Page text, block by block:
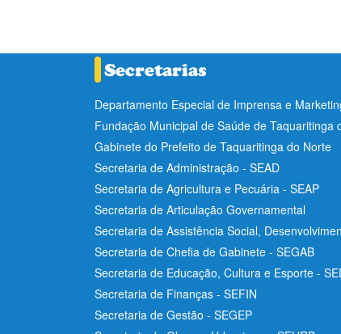
Departamento Especial de Imprensa e
Fundação Municipal de Saúde de Taquaritinga
Gabinete do Prefeito de Taquaritinga do Norte
Secretaria de Administração - SEAD
Secretaria de Agricultura e Pecuária - SEAP
Secretaria de Articulação Governamental
Secretaria de Assistência Social,
Secretaria de Chefia de Gabinete - SEGAB
Secretaria de Educação, Cultura e Esporte -
Secretaria de Finanças - SEFIN
Secretaria de Gestão - SEGEP